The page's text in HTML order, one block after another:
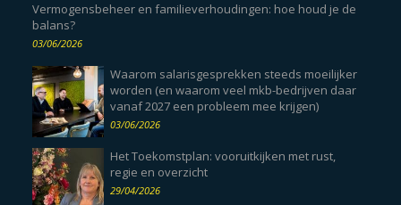
Vermogensbeheer en familieverhoudingen: hoe houd je de
balans?
03/06/2026
Waarom salarisgesprekken steeds moeilijker
worden (en waarom veel mkb-bedrijven daar
vanaf 2027 een probleem mee krijgen)
03/06/2026
Het Toekomstplan: vooruitkijken met rust,
regie en overzicht
29/04/2026